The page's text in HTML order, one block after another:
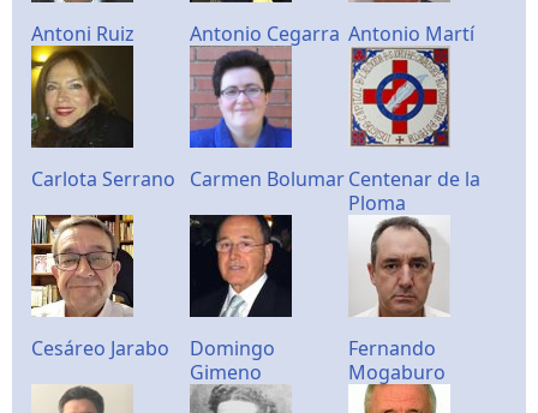
Antoni Ruiz Antonio Cegarra Antonio Martí
Carlota Serrano Carmen BolumarCentenar de la
Ploma
Cesáreo Jarabo
Domingo
Gimeno
Fernando
Mogaburo